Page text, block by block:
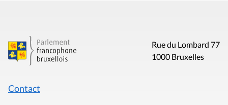
Rue du Lombard 77
1000 Bruxelles
Contact